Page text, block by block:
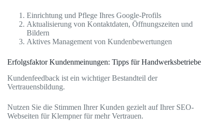
Einrichtung und Pflege Ihres Google-Profils
Aktualisierung von Kontaktdaten, Öffnungszeiten und
Bildern
Aktives Management von Kundenbewertungen
Erfolgsfaktor Kundenmeinungen: Tipps für Handwerksbetriebe
Kundenfeedback ist ein wichtiger Bestandteil der
Vertrauensbildung.
Nutzen Sie die Stimmen Ihrer Kunden gezielt auf Ihrer SEO-
Webseiten für Klempner für mehr Vertrauen.